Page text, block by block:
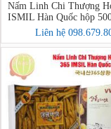
Nấm Linh Chi Thượng
ISMIL Hàn Quốc hộp
Liên hệ